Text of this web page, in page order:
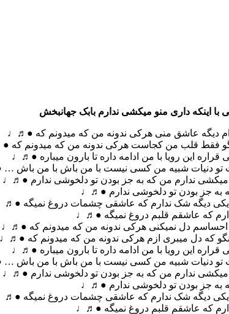
اینکه داری منو میکشی ندارم بابک جهانبخش
دیگه عاشق منی هرکی ندونه من که میدونم که ●♬♩
فقط قلب من کجاست هرکی ندونه من که میدونم که
این رویا با من ادامه داره تا بارون میباره ●♬♩
تو دنیات شبیه من کسی نیست با من باش با من باش
میکشی ندارم من که به جز بودن تو دلخوشی ندارم ●♬♩
به جز بودن تو دلخوشی ندارم ●♬♩
یکی دیگه شک ندارم که عاشقی چشمات دروغ نمیگه
که عاشقم قلبم دروغ نمیگه ●♬♩
احساسم دل نمیکنی هرکی ندونه من که میدونم که ●♬♩
نگو که دل میبری ازم هرکی ندونه من که میدونم که ●♬♩
این رویا با من ادامه داره تا بارون میباره ●♬♩
تو دنیات شبیه من کسی نیست با من باش با من باش
میکشی ندارم من که به جز بودن تو دلخوشی ندارم ●♬♩
به جز بودن تو دلخوشی ندارم ●♬♩
یکی دیگه شک ندارم که عاشقی چشمات دروغ نمیگه
که عاشقم قلبم دروغ نمیگه ●♬♩